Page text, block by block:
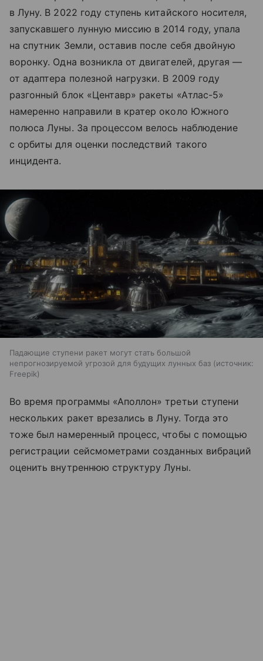
в Луну. В 2022 году ступень китайского носителя,
запускавшего лунную миссию в 2014 году, упала
на спутник Земли, оставив после себя двойную
воронку. Одна возникла от двигателей, другая —
от адаптера полезной нагрузки. В 2009 году
разгонный блок «Центавр» ракеты «Атлас-5»
намеренно направили в кратер около Южного
полюса Луны. За процессом велось наблюдение
с орбиты для оценки последствий такого
инцидента.
Падающие ступени ракет могут стать большой
непрогнозируемой угрозой для будущих лунных баз
источник:
Freepik
Во время программы «Аполлон» третьи ступени
нескольких ракет врезались в Луну. Тогда это
тоже был намеренный процесс, чтобы с помощью
регистрации сейсмометрами созданных вибраций
оценить внутреннюю структуру Луны.